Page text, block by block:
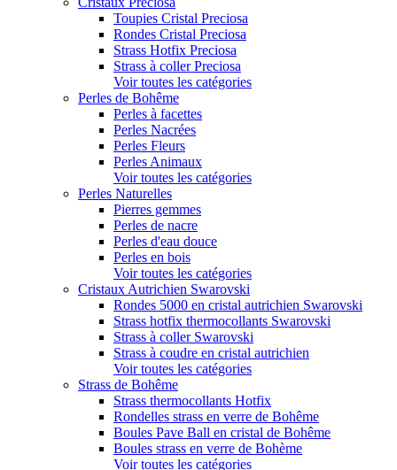
Toupies Cristal Preciosa
Rondes Cristal Preciosa
Strass Hotfix Preciosa
Strass à coller Preciosa
Voir toutes les catégories
Perles de Bohême
Perles à facettes
Perles Nacrées
Perles Fleurs
Perles Animaux
Voir toutes les catégories
Perles Naturelles
Pierres gemmes
Perles de nacre
Perles d'eau douce
Perles en bois
Voir toutes les catégories
Cristaux Autrichien Swarovski
Rondes 5000 en cristal autrichien Swarovski
Strass hotfix thermocollants Swarovski
Strass à coller Swarovski
Strass à coudre en cristal autrichien
Voir toutes les catégories
Strass de Bohême
Strass thermocollants Hotfix
Rondelles strass en verre de Bohême
Boules Pave Ball en cristal de Bohême
Boules strass en verre de Bohème
Voir toutes les catégories